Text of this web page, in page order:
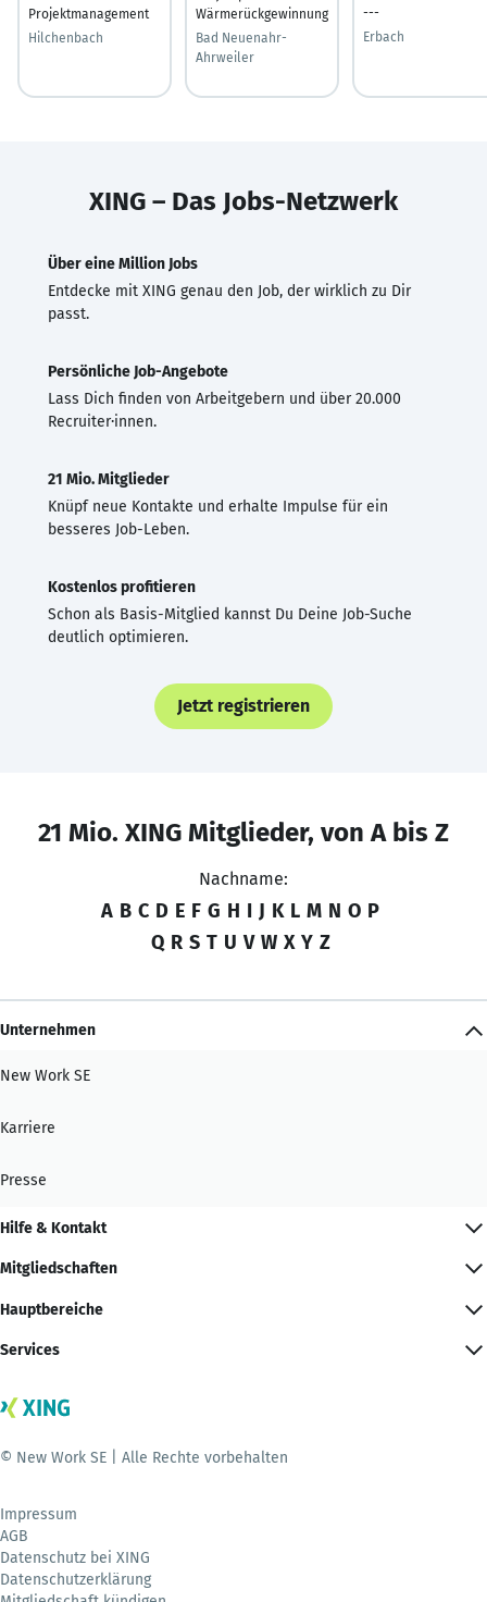
Projektmanagement
Hilchenbach
Wärmerückgewinnung
Bad Neuenahr-
Ahrweiler
---
Erbach
XING – Das Jobs-Netzwerk
Über eine Million Jobs
Entdecke mit XING genau den Job, der wirklich zu Dir
passt.
Persönliche Job-Angebote
Lass Dich finden von Arbeitgebern und über 20.000
Recruiter·innen.
21 Mio. Mitglieder
Knüpf neue Kontakte und erhalte Impulse für ein
besseres Job-Leben.
Kostenlos profitieren
Schon als Basis-Mitglied kannst Du Deine Job-Suche
deutlich optimieren.
Jetzt registrieren
21 Mio. XING Mitglieder, von A bis Z
Nachname:
A B C D E F G H I J K L M N O P
Q R S T U V W X Y Z
Unternehmen
New Work SE
Karriere
Presse
Hilfe & Kontakt
Mitgliedschaften
Hauptbereiche
Services
© New Work SE | Alle Rechte vorbehalten
Impressum
AGB
Datenschutz bei XING
Datenschutzerklärung